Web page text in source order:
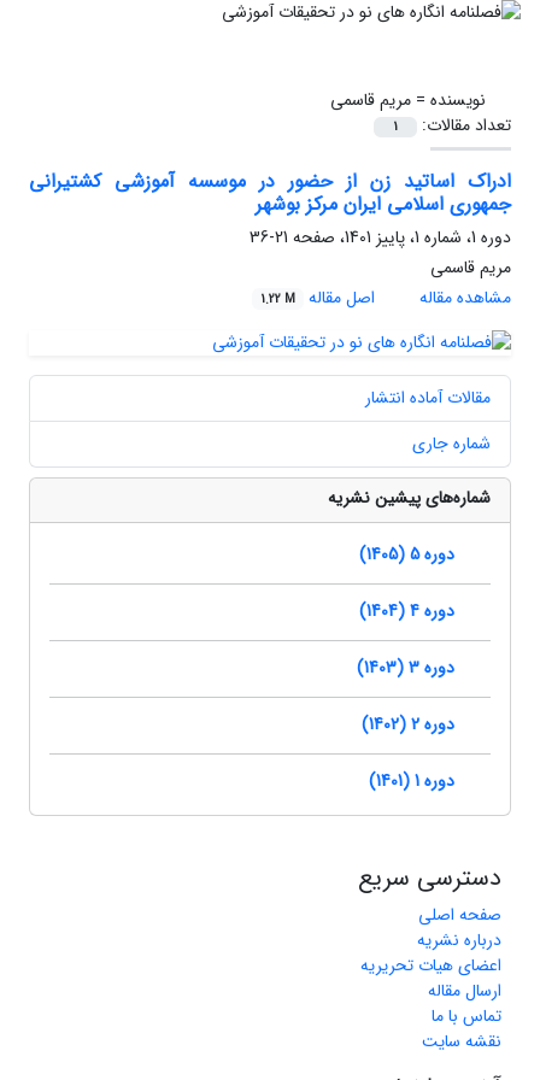
نویسنده =مریم قاسمی
تعداد مقالات:
1
ادراک اساتید زن از حضور در موسسه آموزشی کشتیرانی
جمهوری اسلامی ایران مرکز بوشهر
دوره 1، شماره 1، پاییز 1401، صفحه
21-36
مریم قاسمی
مشاهده مقاله
اصل مقاله 1.22 M
مقالات آماده انتشار
شماره جاری
شماره‌های پیشین نشریه
دوره 5 (1405)
دوره 4 (1404)
دوره 3 (1403)
دوره 2 (1402)
دوره 1 (1401)
دسترسی سریع
صفحه اصلی
درباره نشریه
اعضای هیات تحریریه
ارسال مقاله
تماس با ما
نقشه سایت